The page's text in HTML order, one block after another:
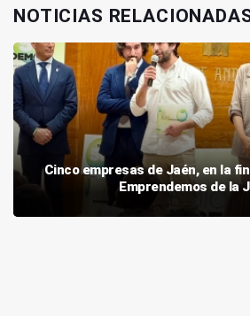
NOTICIAS
Cinco empresas de Jaén, en la
Emprendemos de la